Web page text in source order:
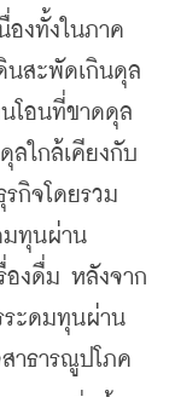
งทั้งในภาค
นสะพัดเกินดุล
โอนที่ขาดดุล
ใกล้เคียงกับ
กิจโดยรวม
มทุนผ่าน
องดื่ม หลังจาก
ระดมทุนผ่าน
าธารณูปโภค